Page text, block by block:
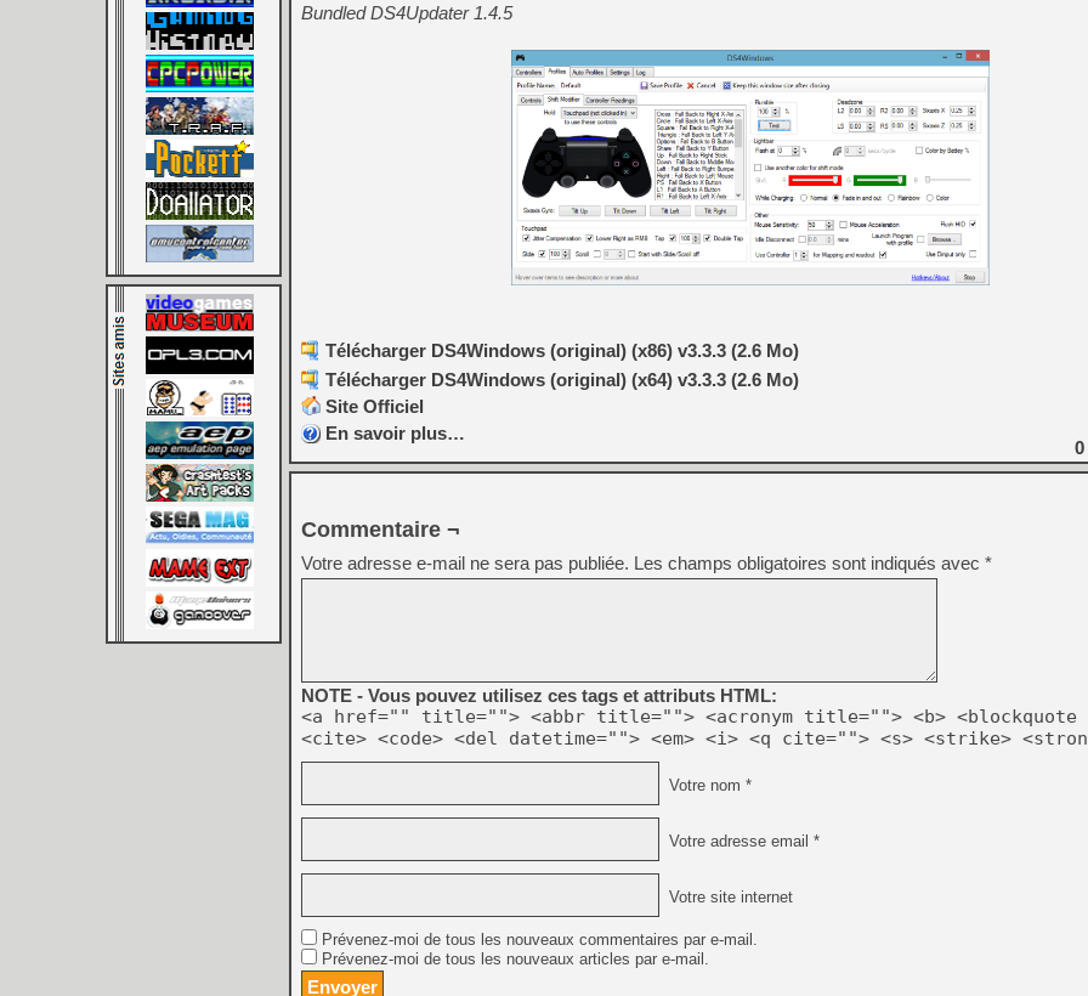
Bundled DS4Updater 1.4.5
Télécharger DS4Windows (original) (x86) v3.3.3 (2.6 Mo)
Télécharger DS4Windows (original) (x64) v3.3.3 (2.6 Mo)
Site Officiel
En savoir plus…
0
Commentaire ¬
Votre adresse e-mail ne sera pas publiée. Les champs obligatoires sont indiqués avec *
NOTE - Vous pouvez utilisez ces tags et attributs HTML:
<a href="" title=""> <abbr title=""> <acronym title=""> <b> <blockquote
<cite> <code> <del datetime=""> <em> <i> <q cite=""> <s> <strike>
Votre nom *
Votre adresse email *
Votre site internet
Prévenez-moi de tous les nouveaux commentaires par e-mail.
Prévenez-moi de tous les nouveaux articles par e-mail.